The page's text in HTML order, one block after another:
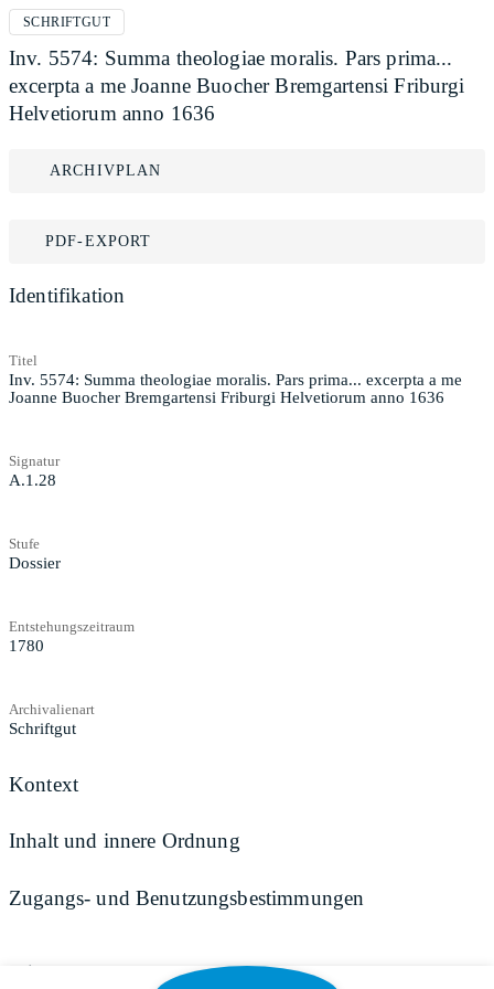
SCHRIFTGUT
Inv. 5574: Summa theologiae moralis. Pars prima...
excerpta a me Joanne Buocher Bremgartensi Friburgi
Helvetiorum anno 1636
ARCHIVPLAN
PDF-EXPORT
Identifikation
Titel
Inv. 5574: Summa theologiae moralis. Pars prima... excerpta a me
Joanne Buocher Bremgartensi Friburgi Helvetiorum anno 1636
Signatur
A.1.28
Stufe
Dossier
Entstehungszeitraum
1780
Archivalienart
Schriftgut
Kontext
Inhalt und innere Ordnung
Zugangs- und Benutzungsbestimmungen
Teilen